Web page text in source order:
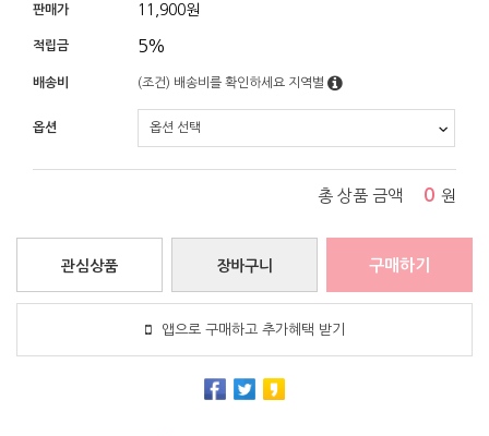
판매가 11,900원
적립금 5%
배송비 (조건) 배송비를 확인하세요 지역별
옵션
총 상품 금액 0 원
장바구니
관심상품 구매하기
앱으로 구매하고 추가혜택 받기